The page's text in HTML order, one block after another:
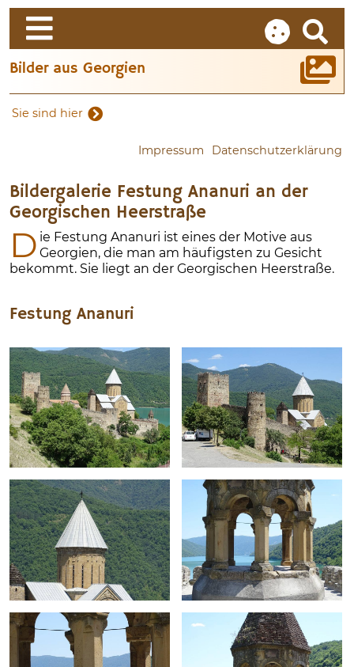
Bilder aus Georgien
Sie sind hier
Impressum Datenschutzerklärung
Bildergalerie Festung Ananuri an der
Georgischen Heerstraße
D ie Festung Ananuri ist eines der Motive aus
Georgien, die man am häufigsten zu Gesicht
bekommt. Sie liegt an der Georgischen Heerstraße.
Festung Ananuri